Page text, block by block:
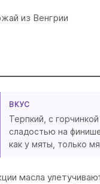
из Венгрии
ВКУС
Терпкий, с
сладостью на
как у мяты, только
масла